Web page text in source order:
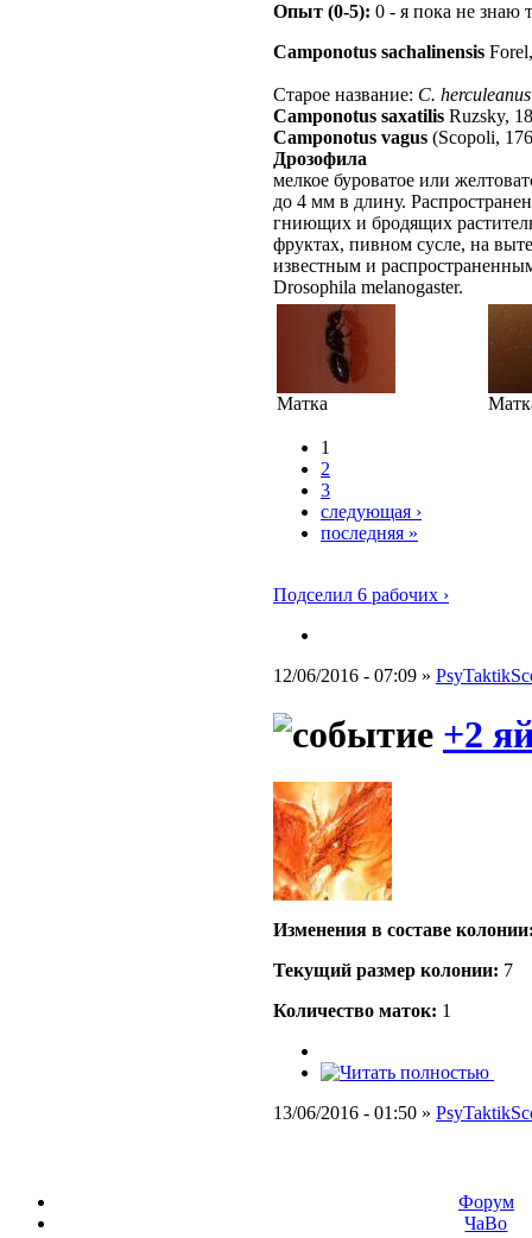
Опыт (0-5): 0 - я пока не знаю
Camponotus sachalinensis
Старое название: C.
Camponotus saxatilis Ruzsky,
Camponotus vagus (Scopoli,
Дрозофила
мелкое буроватое или
до 4 мм в длину.
гниющих и бродящих
фруктах, пивном сусле, на
известным и
Drosophila melanogaster.
Матка
1
2
3
следующая ›
последняя »
Подселил 6 рабочих ›
12/06/2016 - 07:09 »
+2
Изменения в составе
Текущий размер кoлонии: 7
Количество маток: 1
13/06/2016 - 01:50 »
Форум
ЧаВо